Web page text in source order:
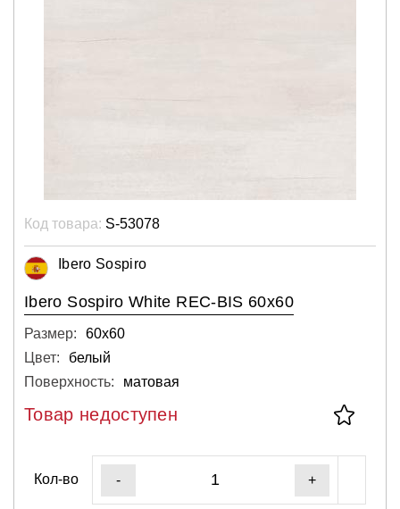
Код товара: S-53078
Ibero Sospiro
Ibero Sospiro White REC-BIS 60х60
Размер:
60х60
Цвет:
белый
Поверхность:
матовая
Товар недоступен
Кол-во - +